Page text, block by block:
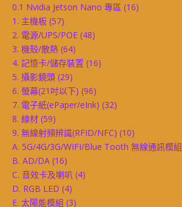
0.1 Nvidia Jetson Nano 專區 (16)
1. 主機板 (57)
2. 電源/UPS/POE (48)
3. 機殼/散熱 (64)
4. 記憶卡/儲存裝置 (16)
5. 攝影鏡頭 (29)
6. 螢幕(21吋以下) (96)
7. 電子紙(ePaper/eInk) (32)
8. 線材 (59)
9. 無線射頻辨識(RFID/NFC) (10)
A. 5G/4G/3G/WIFI/Blue Tooth 無線通訊模組
B. AD/DA (16)
C. 音效卡及喇叭 (4)
D. RGB LED (4)
E. 太陽能模組 (3)